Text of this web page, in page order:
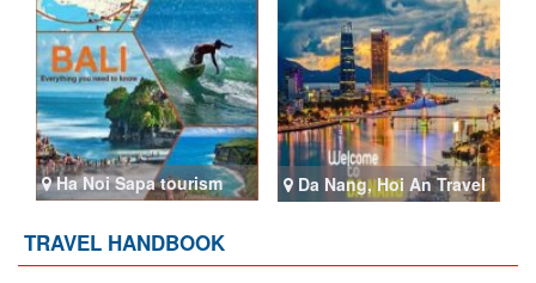
Ha Noi Sapa tourism Da Nang, Hoi An Travel
TRAVEL HANDBOOK